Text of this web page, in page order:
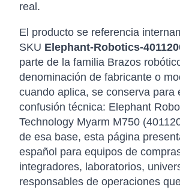
real.
El producto se referencia
SKU Elephant-Robotics-
parte de la familia Brazos
denominación de fabricante o
cuando aplica, se conserva para
confusión técnica: Elephant
Technology Myarm M750
de esa base, esta página
español para equipos de
integradores, laboratorios,
responsables de operaciones